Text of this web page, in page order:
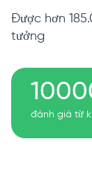
Được hơn
tưởng
đánh giá từ